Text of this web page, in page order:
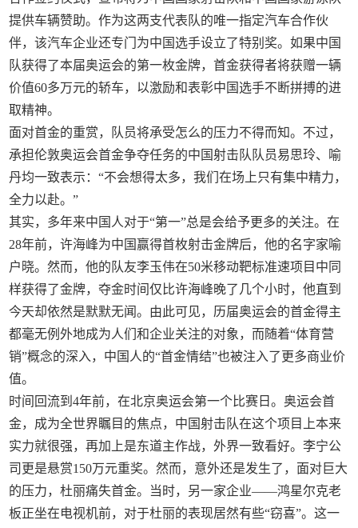
提供车辆赞助。作为这两支代表队的唯一指定汽车合作伙
伴，该汽车企业还专门为中国选手设立了特别奖。如果中国
队获得了本届奥运会的第一枚金牌，首金获得者将获赠一辆
价值60多万元的轿车，以激励和表彰中国选手不断拼搏的进
取精神。
面对首金的重赏，队员将承受怎么的压力不得而知。不过，
承担伦敦奥运会首金争夺任务的中国射击队队员易思玲、喻
丹均一致表示：“不会想得太多，我们在场上只有集中精力，
全力以赴。”
其实，多年来中国人对于“第一”总是会给予更多的关注。在
28年前，许海峰为中国赢得首枚射击金牌后，他的名字家喻
户晓。然而，他的队友李玉伟在50米移动靶标准速项目中同
样获得了金牌，夺金时间仅比许海峰晚了几个小时，他直到
今天却依然是默默无闻。由此可见，历届奥运会的首金得主
都毫无例外地成为人们和企业关注的对象，而随着“体育营
销”概念的深入，中国人的“首金情结”也被注入了更多商业价
值。
时间回流到4年前，在北京奥运会第一个比赛日。奥运会首
金，成为全世界瞩目的焦点，中国射击队在这个项目上本来
实力就很强，再加上是东道主作战，外界一致看好。李宁公
司更是悬赏150万元重奖。然而，意外还是发生了，面对巨大
的压力，杜丽痛失首金。当时，另一家企业——鸿星尔克老
板正坐在电视机前，对于杜丽的表现居然有些“窃喜”。这一